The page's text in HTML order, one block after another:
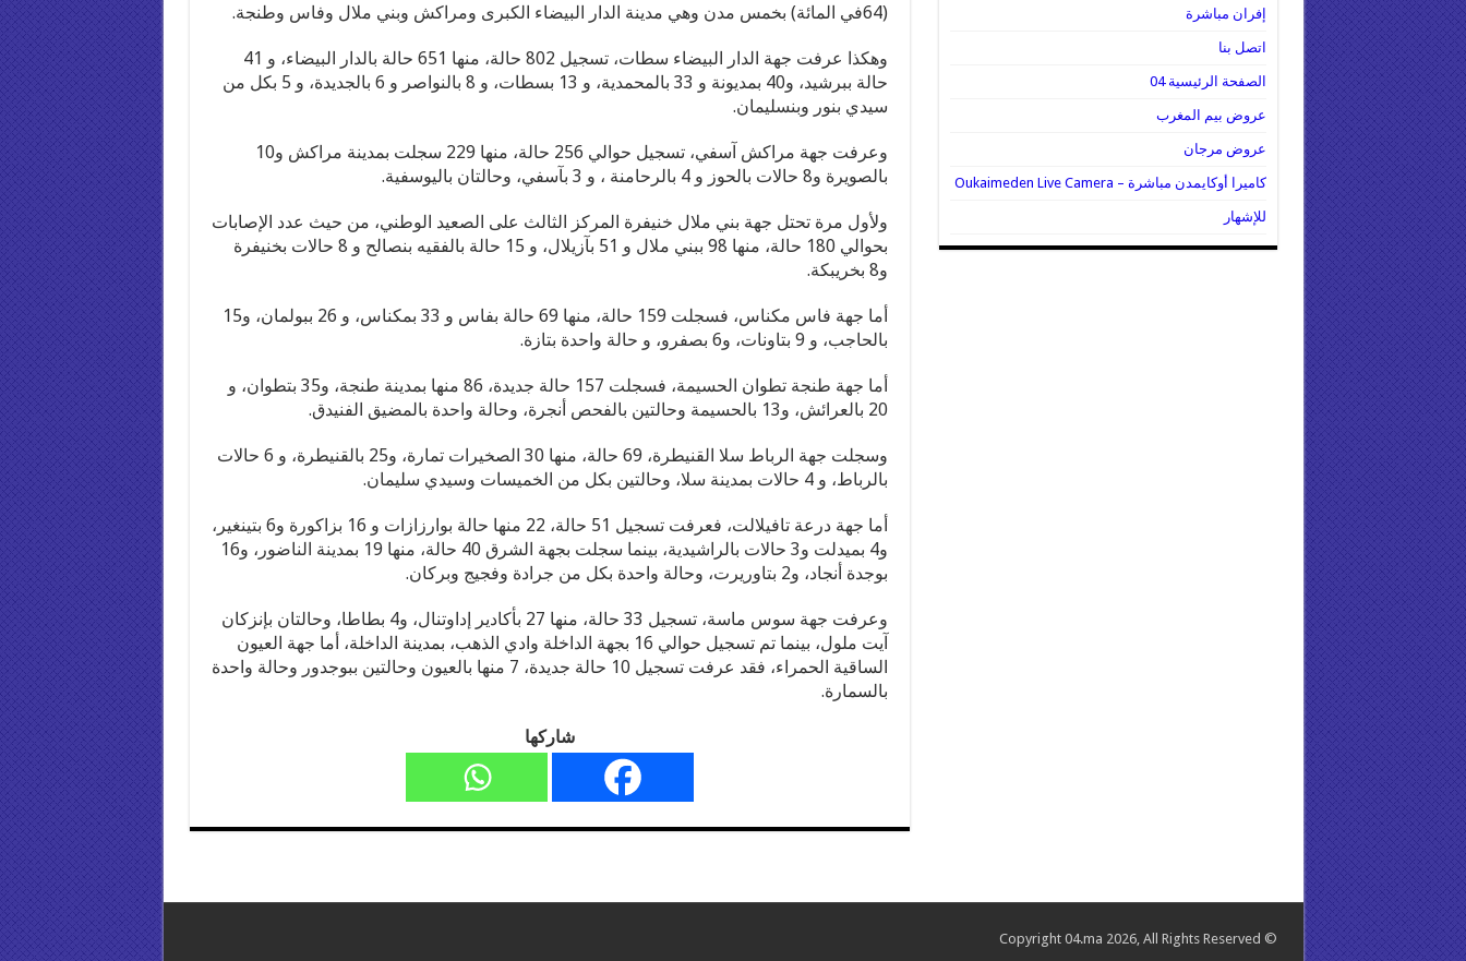
(64في المائة) بخمس مدن وهي مدينة الدار البيضاء الكبرى ومراكش وبني ملال وفاس وطنجة.
وهكذا عرفت جهة الدار البيضاء سطات، تسجيل 802 حالة، منها 651 حالة بالدار البيضاء، و 41
حالة ببرشيد، و40 بمديونة و 33 بالمحمدية، و 13 بسطات، و 8 بالنواصر و 6 بالجديدة، و 5 بكل من
سيدي بنور وبنسليمان.
وعرفت جهة مراكش آسفي، تسجيل حوالي 256 حالة، منها 229 سجلت بمدينة مراكش و10
بالصويرة و8 حالات بالحوز و 4 بالرحامنة ، و 3 بآسفي، وحالتان باليوسفية.
ولأول مرة تحتل جهة بني ملال خنيفرة المركز الثالث على الصعيد الوطني، من حيث عدد الإصابات
بحوالي 180 حالة، منها 98 ببني ملال و 51 بآزيلال، و 15 حالة بالفقيه بنصالح و 8 حالات بخنيفرة
و8 بخريبكة.
أما جهة فاس مكناس، فسجلت 159 حالة، منها 69 حالة بفاس و 33 بمكناس، و 26 ببولمان، و15
بالحاجب، و 9 بتاونات، و6 بصفرو، و حالة واحدة بتازة.
أما جهة طنجة تطوان الحسيمة، فسجلت 157 حالة جديدة، 86 منها بمدينة طنجة، و35 بتطوان، و
20 بالعرائش، و13 بالحسيمة وحالتين بالفحص أنجرة، وحالة واحدة بالمضيق الفنيدق.
وسجلت جهة الرباط سلا القنيطرة، 69 حالة، منها 30 الصخيرات تمارة، و25 بالقنيطرة، و 6 حالات
بالرباط، و 4 حالات بمدينة سلا، وحالتين بكل من الخميسات وسيدي سليمان.
أما جهة درعة تافيلالت، فعرفت تسجيل 51 حالة، 22 منها حالة بوارزازات و 16 بزاكورة و6 بتينغير،
و4 بميدلت و3 حالات بالراشيدية، بينما سجلت بجهة الشرق 40 حالة، منها 19 بمدينة الناضور، و16
بوجدة أنجاد، و2 بتاوريرت، وحالة واحدة بكل من جرادة وفجيج وبركان.
وعرفت جهة سوس ماسة، تسجيل 33 حالة، منها 27 بأكادير إداوتنال، و4 بطاطا، وحالتان بإنزكان
آيت ملول، بينما تم تسجيل حوالي 16 بجهة الداخلة وادي الذهب، بمدينة الداخلة، أما جهة العيون
الساقية الحمراء، فقد عرفت تسجيل 10 حالة جديدة، 7 منها بالعيون وحالتين ببوجدور وحالة واحدة
بالسمارة.
شاركها
إفران مباشرة
اتصل بنا
الصفحة الرئيسية 04
عروض بيم المغرب
عروض مرجان
كاميرا أوكايمدن مباشرة – Oukaimeden Live Camera
للإشهار
© Copyright 04.ma 2026, All Rights Reserved